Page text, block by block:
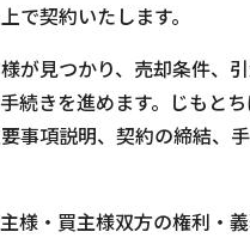
で契約いたします。
が見つかり、売却条件、
続きを進めます。じもと
事項説明、契約の締結、
様・買主様双方の権利・